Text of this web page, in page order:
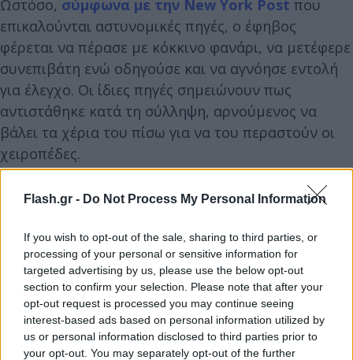
Flash.gr - Do Not Process My Personal Information
If you wish to opt-out of the sale, sharing to third parties, or
processing of your personal or sensitive information for
targeted advertising by us, please use the below opt-out
section to confirm your selection. Please note that after your
opt-out request is processed you may continue seeing
interest-based ads based on personal information utilized by
us or personal information disclosed to third parties prior to
your opt-out. You may separately opt-out of the further
Ωστόσο, σύμφωνα με την New York Post που
επικαλούνται αστυνομικές πηγές, ο έφηβος
φέρεται να πέρασε με κόκκινο φανάρι, να μετέφερε
συνεπιβάτη ενώ οδηγούσε και να αγνόησε εντολή
για έλεγχο. Οι ίδιες πηγές σημειώνουν πως
αντιστάθηκε κατά τη σύλληψη, αρνούμενος να
βάλει τα χέρια του πίσω για να του περαστούν οι
χειροπέδες.